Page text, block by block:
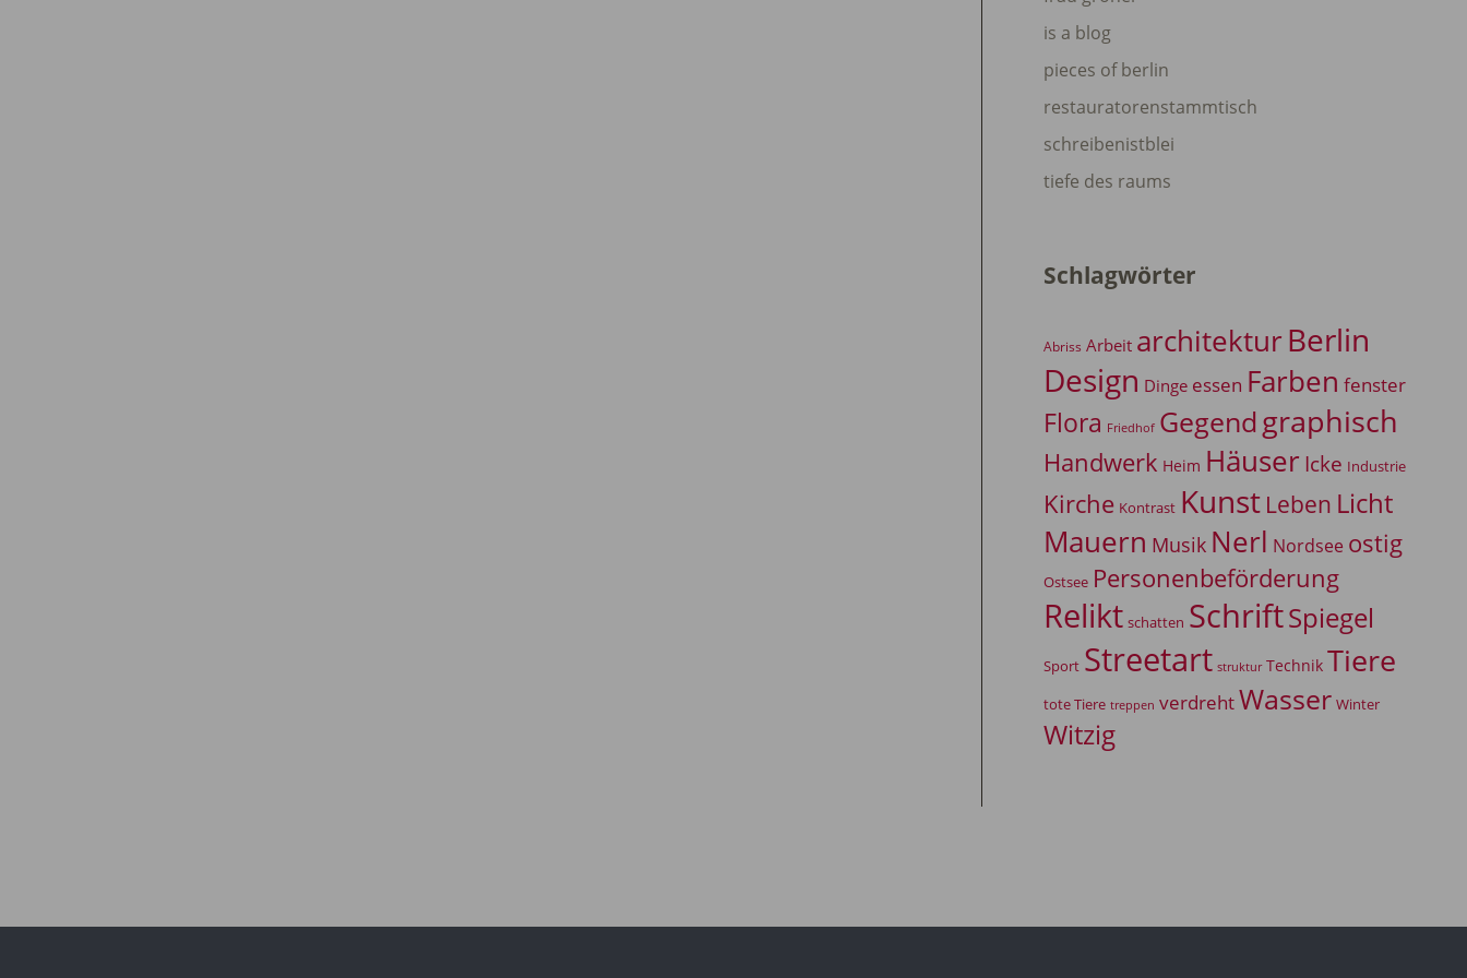
is a blog
pieces of berlin
restauratorenstammtisch
schreibenistblei
tiefe des raums
Schlagwörter
Abriss Arbeit architekturBerlin
Design Dinge essen Farben fenster
Flora Friedhof Gegendgraphisch
Handwerk Heim Häuser Icke Industrie
Kirche Kontrast Kunst Leben Licht
Mauern Musik Nerl Nordsee ostig
Ostsee Personenbeförderung
Relikt schatten SchriftSpiegel
Sport Streetart struktur Technik Tiere
tote Tiere treppen verdrehtWasser Winter
Witzig